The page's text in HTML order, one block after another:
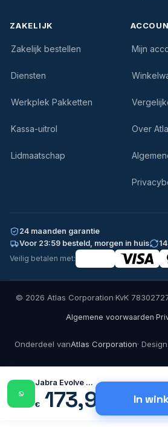
Jabra Evolve 20 MS Duo…
€173,99 In
ZAKELIJK
Zakelijk bestellen
Diensten
Werkplek Pakketten
Kassa-uitrol
Lidmaatschap
Mijn
Over
24 maanden garantie
Voor 23:59 besteld, morgen in huis
Veilig betalen met:
© 2026 Atlas Corporation·KvK
Algemene voorwaarden·
Onderdeel vanAtlas Corporation·